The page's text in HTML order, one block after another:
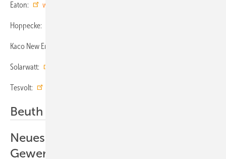
Eaton: www.eaton.eu/energystorage
Hoppecke:
Kaco New Energy:
Solarwatt:
Tesvolt:
Beuth Verlag
Neues Handbuch über
Gewerbespeicher